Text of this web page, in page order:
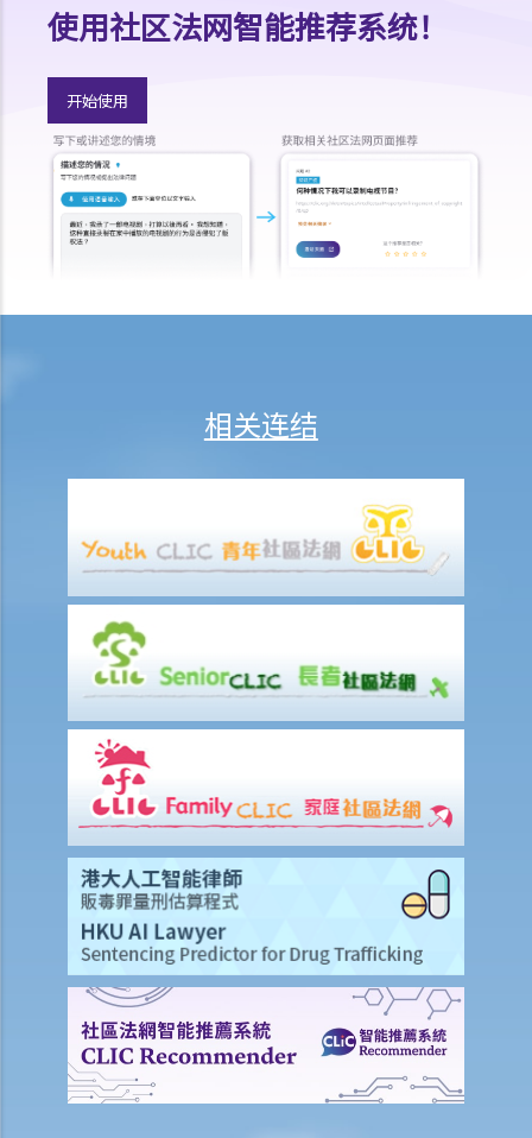
C. 适用于宪制性的质疑的比例原则
A. 流程表
B. 许可申请：申请和程序
C. 临时济助
D. 实质聆讯和程序：合并聆讯
E. 答辩人和坦诚责任
使用社区法网智能推荐系统！
开始使用
相关连结